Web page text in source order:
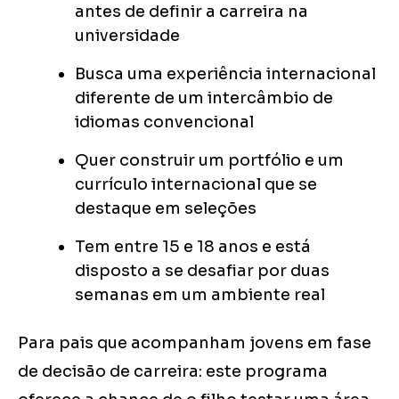
antes de definir a carreira na
universidade
Busca uma experiência internacional
diferente de um intercâmbio de
idiomas convencional
Quer construir um portfólio e um
currículo internacional que se
destaque em seleções
Tem entre 15 e 18 anos e está
disposto a se desafiar por duas
semanas em um ambiente real
Para pais que acompanham jovens em fase
de decisão de carreira: este programa